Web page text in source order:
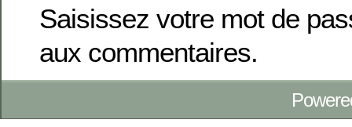
Saisissez votre mot de
aux commentaires.